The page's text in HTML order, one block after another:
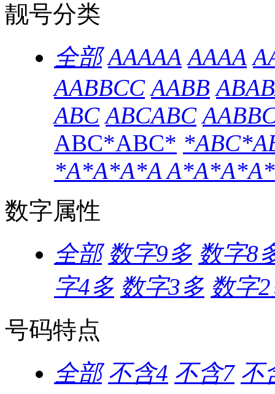
靓号分类
全部 AAAAA AAAA
AABBCC AABB
ABC ABCABC
ABC*ABC*
*A*A*A*AA*A*A*A*
数字属性
全部 数字9多 数字8
字4多 数字3多 数字
号码特点
全部 不含4 不含7 不